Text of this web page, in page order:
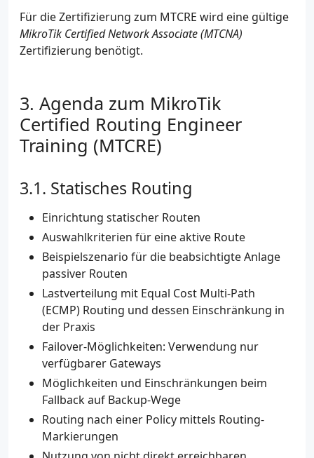
Für die Zertifizierung zum MTCRE wird eine gültige
MikroTik Certified Network Associate (MTCNA)
Zertifizierung benötigt.
Agenda zum MikroTik
Certified Routing Engineer
Training (MTCRE)
Statisches Routing
Einrichtung statischer Routen
Auswahlkriterien für eine aktive Route
Beispielszenario für die beabsichtigte Anlage
passiver Routen
Lastverteilung mit Equal Cost Multi-Path
(ECMP) Routing und dessen Einschränkung in
der Praxis
Failover-Möglichkeiten: Verwendung nur
verfügbarer Gateways
Möglichkeiten und Einschränkungen beim
Fallback auf Backup-Wege
Routing nach einer Policy mittels Routing-
Markierungen